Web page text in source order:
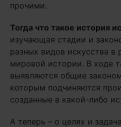
прочими.
Тогда что такое история
изучающая стадии и
разных видов искусства в
мировой истории. В ходе
выявляются общие
которым подчиняются
созданные в какой-либо
А теперь – о целях и